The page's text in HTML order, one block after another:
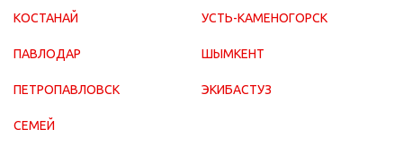
КОСТАНАЙ
ПАВЛОДАР
ПЕТРОПАВЛОВСК
СЕМЕЙ
УСТЬ-КАМЕНОГОРСК
ШЫМКЕНТ
ЭКИБАСТУЗ